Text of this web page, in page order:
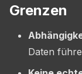
Grenzen
Daten